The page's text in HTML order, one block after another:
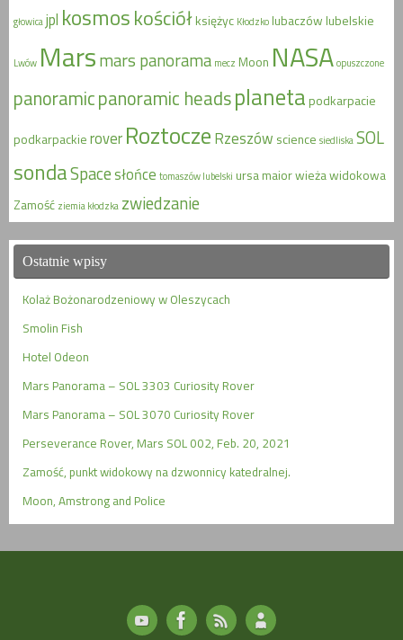
głowicajpl kosmoskościółksiężyc Kłodzkolubaczówlubelskie
Lwów Marsmars panorama mecz Moon NASAopuszczone
panoramicpanoramic headsplanetapodkarpacie
podkarpackierover Roztocze Rzeszów science siedliskaSOL
sondaSpacesłońce tomaszów lubelski ursa maiorwieża widokowa
Zamość ziemia kłodzka zwiedzanie
Ostatnie wpisy
Kolaż Bożonarodzeniowy w Oleszycach
Smolin Fish
Hotel Odeon
Mars Panorama – SOL 3303 Curiosity Rover
Mars Panorama – SOL 3070 Curiosity Rover
Perseverance Rover, Mars SOL 002, Feb. 20, 2021
Zamość, punkt widokowy na dzwonnicy katedralnej.
Moon, Amstrong and Police